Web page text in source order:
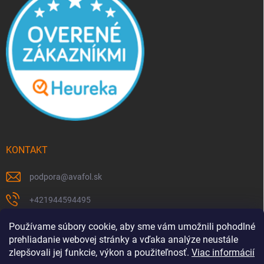
Používame súbory cookie, aby sme vám umožnili pohodlné
prehliadanie webovej stránky a vďaka analýze neustále
zlepšovali jej funkcie, výkon a použiteľnosť. Viac informácií
KONTAKT
podpora@avafol.sk
+421944594495
https://www.facebook.com/p/avafolsk-100091961793102/
avafol.sk/